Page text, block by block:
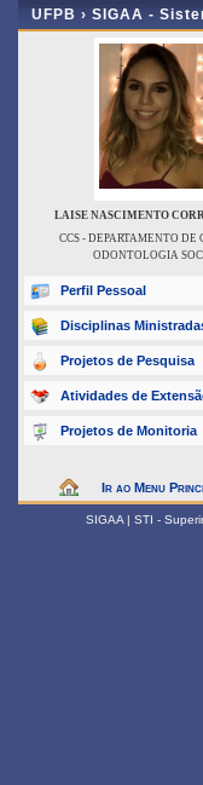
UFPB › SIGAA -
LAISE NASCIMENTO
CCS - DEPARTAMENTO DE
ODONTOLOGIA
Perfil Pessoal
Disciplinas
Projetos de Pesquisa
Atividades de
Projetos de Monitoria
Ir ao Menu
SIGAA | STI -